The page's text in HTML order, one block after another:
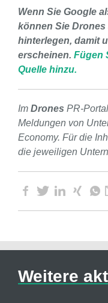
Wenn Sie Google
können Sie
hinterlegen, damit
erscheinen. Fügen
Quelle hinzu.
Im Drones PR-
Meldungen von
Economy. Für die
die jeweiligen
Weitere